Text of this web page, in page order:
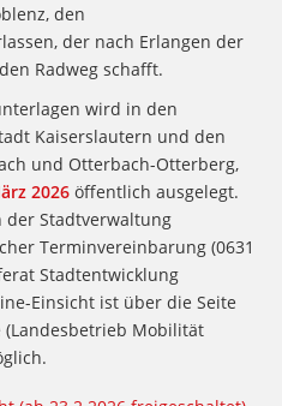
den
der nach Erlangen der
Radweg schafft.
wird in den
Kaiserslautern und den
und Otterbach-Otterberg,
2026 öffentlich ausgelegt.
der Stadtverwaltung
Terminvereinbarung (0631
Stadtentwicklung
Einsicht ist über die Seite
Mobilität